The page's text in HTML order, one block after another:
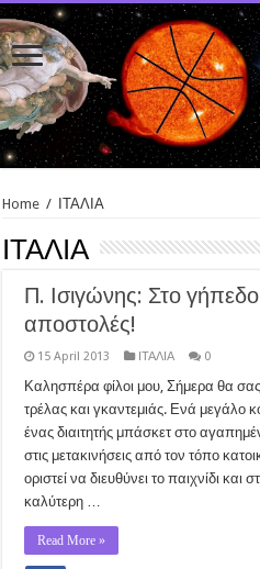
Home / ΙΤΑΛΙΑ
ΙΤΑΛΙΑ
Π. Ισιγώνης: Στο
αποστολές!
15 April 2013 ΙΤΑΛΙΑ 0
Καλησπέρα φίλοι μου, Σήμερα θα σας
τρέλας και γκαντεμιάς. Ενά μεγάλο
ένας διαιτητής μπάσκετ στο
στις μετακινήσεις από τον τόπο
οριστεί να διευθύνει το παιχνίδι και
καλύτερη …
Read More »